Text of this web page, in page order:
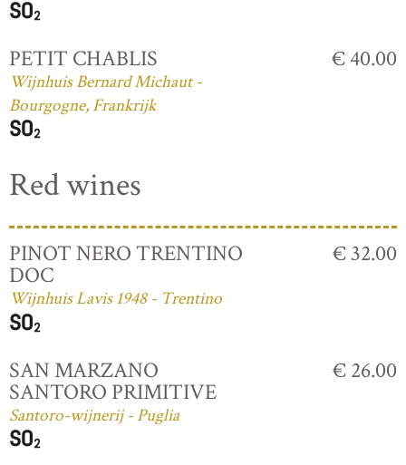
PETIT CHABLIS
Wijnhuis Bernard Michaut -
Bourgogne, Frankrijk
€ 40.00
Red wines
PINOT NERO TRENTINO
DOC
Wijnhuis Lavis 1948 - Trentino
€ 32.00
SAN MARZANO
SANTORO PRIMITIVE
Santoro-wijnerij - Puglia
€ 26.00